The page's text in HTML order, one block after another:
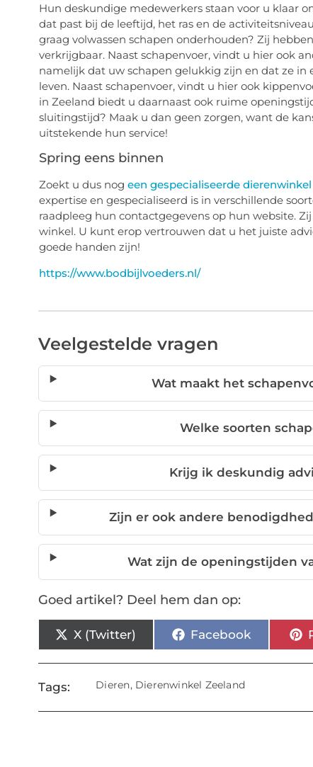
Hun deskundige medewerkers staan voor u klaar
dat past bij de leeftijd, het ras en de
graag volwassen schapen onderhouden? Zij
verkrijgbaar. Naast schapenvoer, vindt u hier ook
namelijk dat uw schapen gelukkig zijn en dat ze in
leven. Naast schapenvoer, vindt u hier ook
in Zeeland biedt u daarnaast ook ruime
sluitingstijd? Maak u dan geen zorgen, want de
uitstekende hun service!
Spring eens binnen
Zoekt u dus nog een gespecialiseerde
expertise en gespecialiseerd is in verschillende
raadpleeg hun contactgegevens op hun website.
winkel. U kunt erop vertrouwen dat u het juiste
goede handen zijn!
https://www.bodbijlvoeders.nl/
Veelgestelde vragen
Wat maakt het
Welke soorten
Krijg ik deskundig
Zijn er ook andere
Wat zijn de openingstijden
Goed artikel? Deel hem dan op:
X (Twitter) Facebook
Tags: Dieren, Dierenwinkel Zeeland